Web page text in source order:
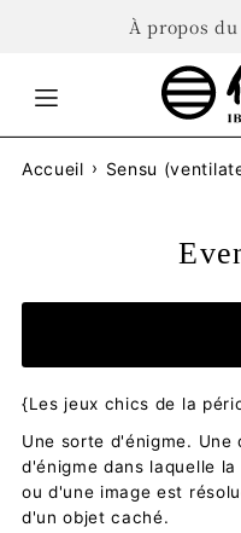
À propos
Accueil › Sensu
{Les jeux chics de la
Une sorte d'énigme.
d'énigme dans laquelle
ou d'une image est
d'un objet caché.